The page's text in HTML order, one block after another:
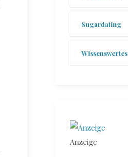
Sugardating
Wissenswertes
Anzeige